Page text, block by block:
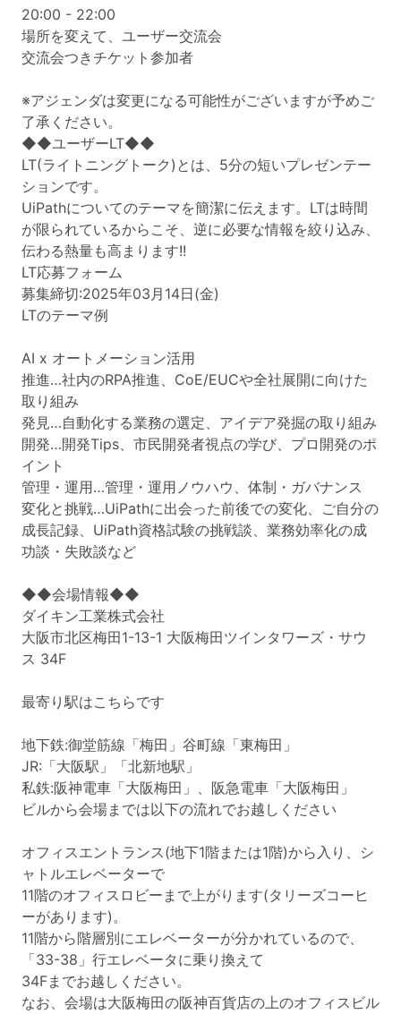
20:00 - 22:00
場所を変えて、ユーザー交流会
交流会つきチケット参加者
※アジェンダは変更になる可能性がございますが予めご
了承ください。
◆◆ユーザーLT◆◆
LT(ライトニングトーク)とは、5分の短いプレゼンテー
ションです。
UiPathについてのテーマを簡潔に伝えます。LTは時間
が限られているからこそ、逆に必要な情報を絞り込み、
伝わる熱量も高まります!!
LT応募フォーム
募集締切:2025年03月14日(金)
LTのテーマ例
AI x オートメーション活用
推進…社内のRPA推進、CoE/EUCや全社展開に向けた
取り組み
発見…自動化する業務の選定、アイデア発掘の取り組み
開発…開発Tips、市民開発者視点の学び、プロ開発のポ
イント
管理・運用…管理・運用ノウハウ、体制・ガバナンス
変化と挑戦…UiPathに出会った前後での変化、ご自分の
成長記録、UiPath資格試験の挑戦談、業務効率化の成
功談・失敗談など
◆◆会場情報◆◆
ダイキン工業株式会社
大阪市北区梅田1-13-1 大阪梅田ツインタワーズ・サウ
ス 34F
最寄り駅はこちらです
地下鉄:御堂筋線「梅田」谷町線「東梅田」
JR:「大阪駅」「北新地駅」
私鉄:阪神電車「大阪梅田」、阪急電車「大阪梅田」
ビルから会場までは以下の流れでお越しください
オフィスエントランス(地下1階または1階)から入り、シ
ャトルエレベーターで
11階のオフィスロビーまで上がります(タリーズコーヒ
ーがあります)。
11階から階層別にエレベーターが分かれているので、
「33-38」行エレベータに乗り換えて
34Fまでお越しください。
なお、会場は大阪梅田の阪神百貨店の上のオフィスビル